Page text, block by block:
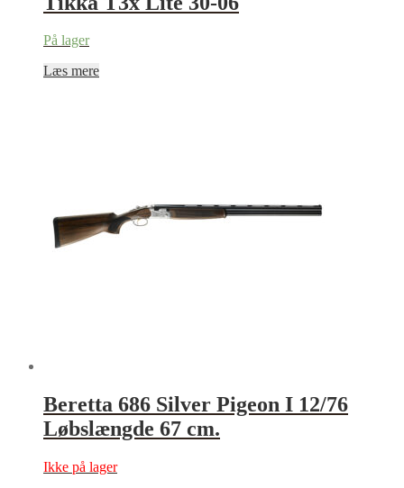
På lager
Læs mere
Beretta 686 Silver Pigeon I 12/76
Løbslængde 67 cm.
Ikke på lager